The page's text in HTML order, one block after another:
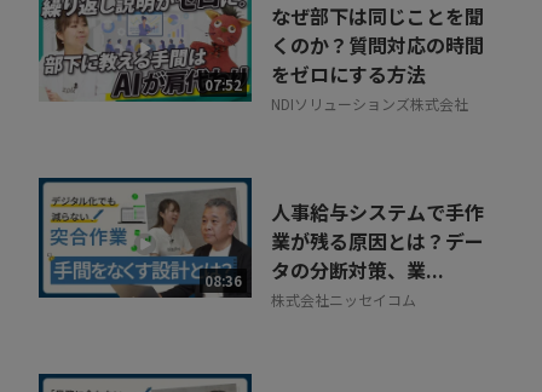
07:52
なぜ部下は同じことを聞
くのか？質問対応の時間
をゼロにする方法
NDIソリューションズ株式会社
08:36
人事給与システムで手作
業が残る原因とは？デー
タの分断対策、業...
株式会社ニッセイコム